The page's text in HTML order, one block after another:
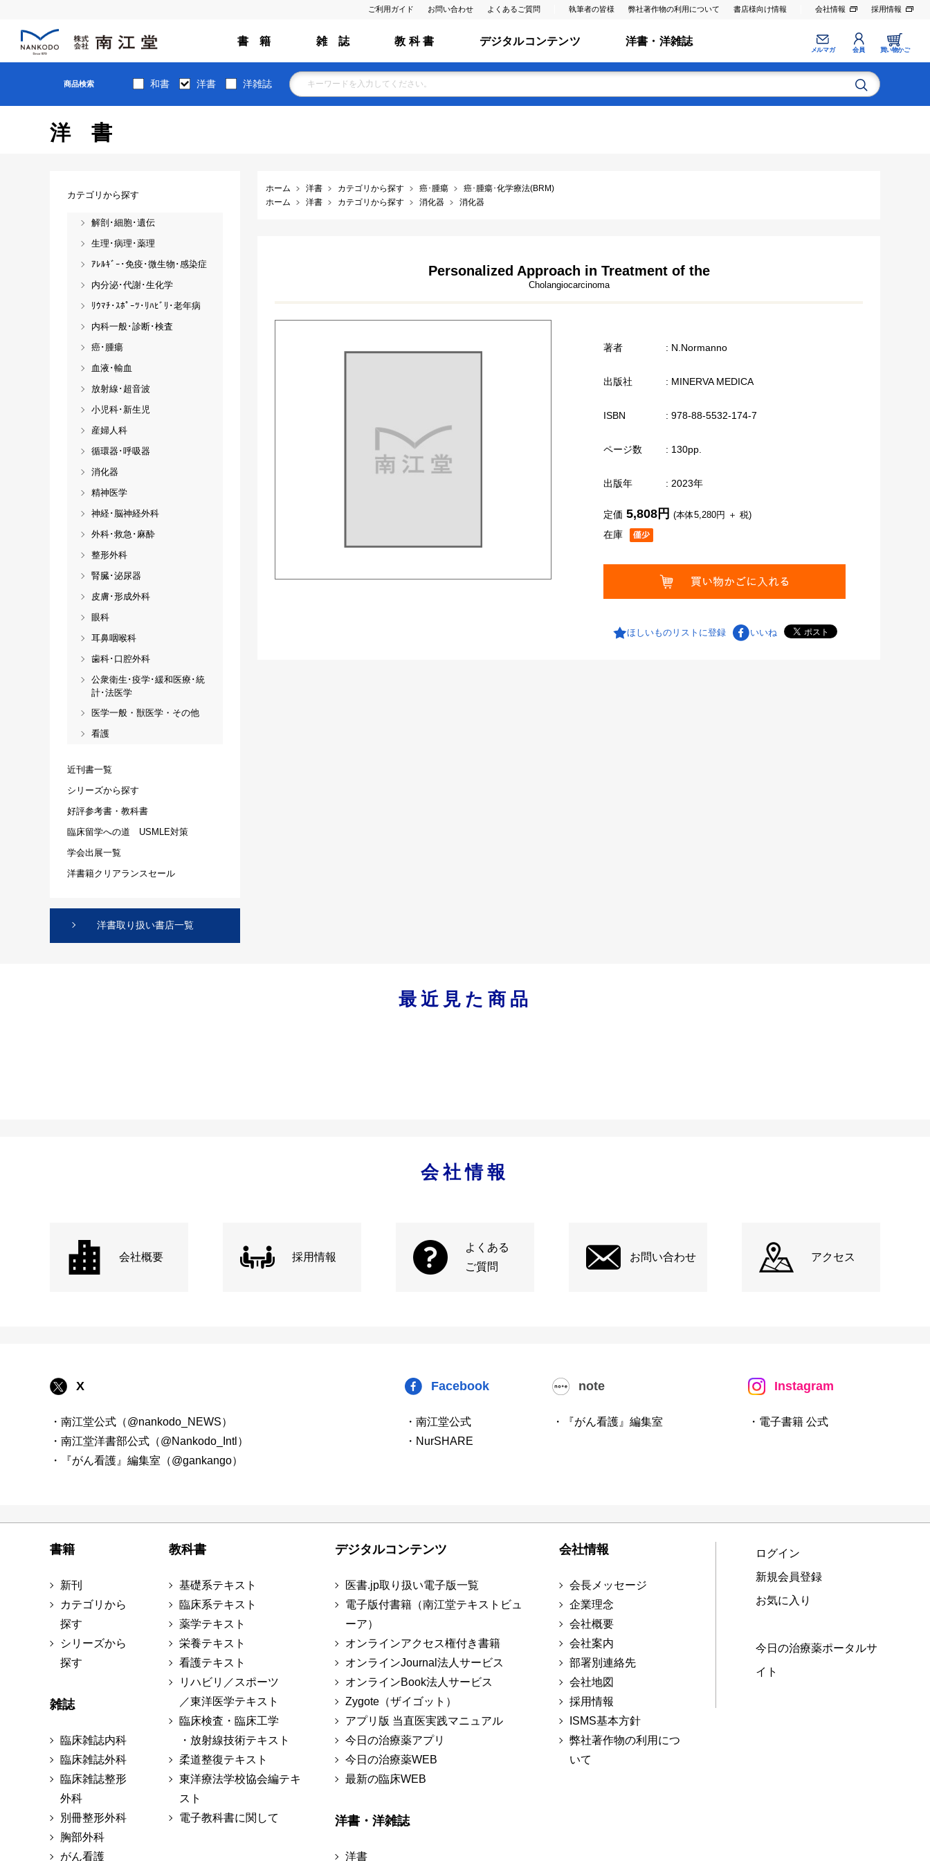
ご利用ガイド お問い合わせ よくあるご質問 執筆者の皆様 弊社著作物の利用について 書店様向け情報 会社情報 採用情報
書 籍 雑 誌 教 科 書 デジタルコンテンツ 洋書・洋雑誌
メルマガ 会員 買い物かご
商品検索 和書 洋書 洋雑誌
洋書
ホーム 洋書 カテゴリから探す 癌･腫瘍
癌･腫瘍･化学療法(BRM)
ホーム
洋書 カテゴリから探す 消化器 消化器
Personalized Approach in Treatment of the
Cholangiocarcinoma
著者 : N.Normanno
出版社 : MINERVA MEDICA
ISBN : 978-88-5532-174-7
ページ数 : 130pp.
出版年 : 2023年
在庫
定価 5,808円 (本体5,280円 ＋ 税)
ほしいものリストに登録 いいね
カテゴリから探す
解剖･細胞･遺伝
生理･病理･薬理
ｱﾚﾙｷﾞｰ･免疫･微生物･感染症
内分泌･代謝･生化学
ﾘｳﾏﾁ･ｽﾎﾟｰﾂ･ﾘﾊﾋﾞﾘ･老年病
内科一般･診断･検査
癌･腫瘍
血液･輸血
放射線･超音波
小児科･新生児
産婦人科
循環器･呼吸器
消化器
精神医学
神経･脳神経外科
外科･救急･麻酔
整形外科
腎臓･泌尿器
皮膚･形成外科
眼科
耳鼻咽喉科
歯科･口腔外科
公衆衛生･疫学･緩和医療･統
計･法医学
医学一般・獣医学・その他
看護
近刊書一覧
シリーズから探す
好評参考書・教科書
臨床留学への道 USMLE対策
学会出展一覧
洋書籍クリアランスセール
洋書取り扱い書店一覧
最近見た商品
会社情報
会社概要 採用情報
よくある
ご質問
お問い合わせ アクセス
X
・南江堂公式（@nankodo_NEWS）
・南江堂洋書部公式（@Nankodo_Intl）
・『がん看護』編集室（@gankango）
Facebook
・南江堂公式
・NurSHARE
note
・『がん看護』編集室
Instagram
・電子書籍 公式
書籍
新刊
カテゴリから
探す
シリーズから
探す
雑誌
臨床雑誌内科
臨床雑誌外科
臨床雑誌整形
外科
別冊整形外科
胸部外科
がん看護
教科書
基礎系テキスト
臨床系テキスト
薬学テキスト
栄養テキスト
看護テキスト
リハビリ／スポーツ
／東洋医学テキスト
臨床検査・臨床工学
・放射線技術テキスト
柔道整復テキスト
東洋療法学校協会編テキ
スト
電子教科書に関して
デジタルコンテンツ
医書.jp取り扱い電子版一覧
電子版付書籍（南江堂テキストビュ
ーア）
オンラインアクセス権付き書籍
オンラインJournal法人サービス
オンラインBook法人サービス
Zygote（ザイゴット）
アプリ版 当直医実践マニュアル
今日の治療薬アプリ
今日の治療薬WEB
最新の臨床WEB
洋書・洋雑誌
洋書
会社情報
会長メッセージ
企業理念
会社概要
会社案内
部署別連絡先
会社地図
採用情報
ISMS基本方針
弊社著作物の利用につ
いて
ログイン
新規会員登録
お気に入り
今日の治療薬ポータルサ
イト